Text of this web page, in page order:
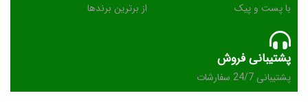
با پست و پیک از برترین برندها
پشتیبانی فروش
پشتیبانی 24/7 سفارشات